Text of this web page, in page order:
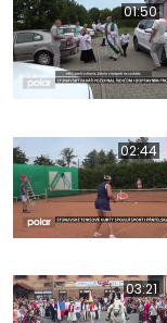
01:50
02:44
03:21